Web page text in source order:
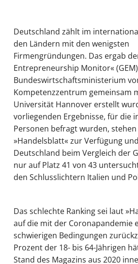
Deutschland zählt im
den Ländern mit den wenigsten
Firmengründungen. Das ergab
Entrepreneurship Monitor«
Bundeswirtschaftsministerium
Kompetenzzentrum gemeinsam
Universität Hannover erstellt
vorliegenden Ergebnisse, für die
Personen befragt wurden,
»Handelsblatt« zur Verfügung
Deutschland beim Vergleich der
nur auf Platz 41 von 43
den Schlusslichtern Italien und
Das schlechte Ranking sei laut
auf die mit der Coronapandemie
schwierigen Bedingungen
Prozent der 18- bis 64-Jährigen
Stand des Magazins aus 2020